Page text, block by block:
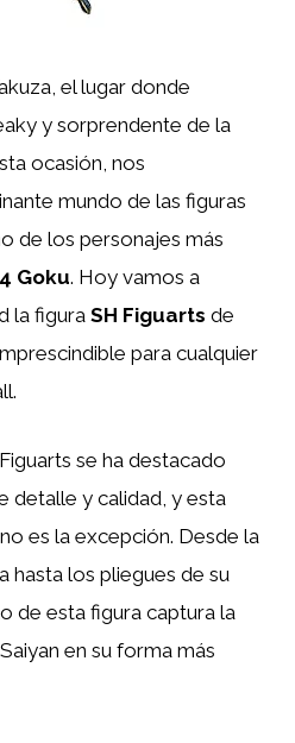
el lugar donde
y sorprendente de la
ocasión, nos
mundo de las figuras
de los personajes más
Goku. Hoy vamos a
la figura SH Figuarts de
para cualquier
se ha destacado
detalle y calidad, y esta
no es la excepción. Desde la
hasta los pliegues de su
de esta figura captura la
en su forma más